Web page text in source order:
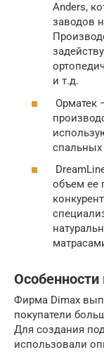
Anders,
заводов
и т.д.
Орматек
спальных
объем ее
Фирма Dimax
покупатели
Для создания
использовали